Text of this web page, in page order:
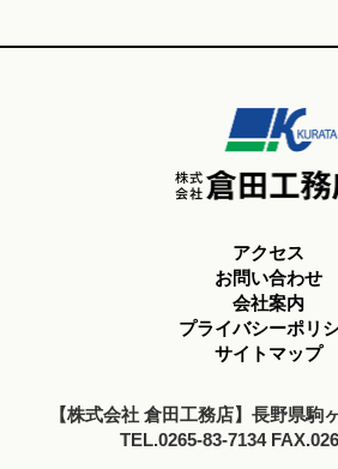
アクセス
お問い合わせ
会社案内
プライバシーポリ
サイトマップ
【株式会社 倉田工務店】長野県駒
TEL.0265-83-7134